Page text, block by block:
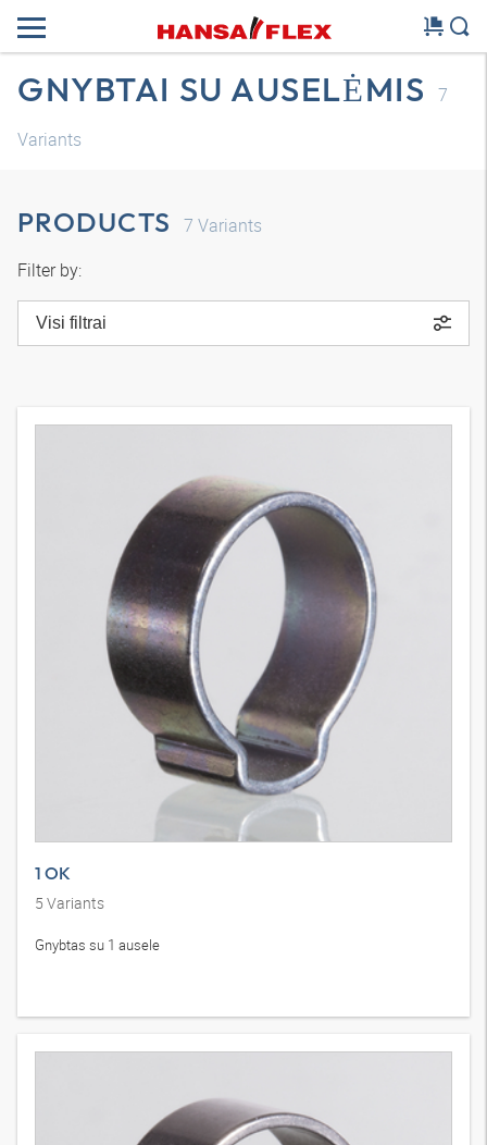
GNYBTAI SU AUSELĖMIS
7
Variants
PRODUCTS 7 Variants
Filter by:
Visi filtrai
1 OK
5 Variants
Gnybtas su 1 ausele